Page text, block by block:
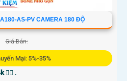
AS-PV CAMERA 180 ĐỘ
Giá Bán:
Mại: 5%-35%
👍🏾 .